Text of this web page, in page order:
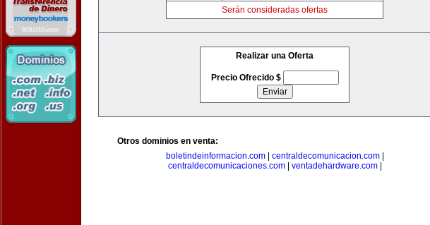
Serán consideradas ofertas
Realizar una Oferta
Precio Ofrecido $
Otros dominios en venta:
boletindeinformacion.com| centraldecomunicacion.com|
centraldecomunicaciones.com| ventadehardware.com|